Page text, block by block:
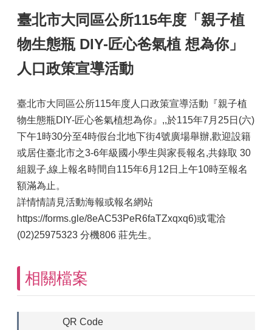
臺北市大同區公所115年度「親子植
物生態瓶 DIY-匠心爸氣植 想為你」
人口政策宣導活動
臺北市大同區公所115年度人口政策宣導活動『親子植
物生態瓶DIY-匠心爸氣植想為你』,,於115年7月25日(六)
下午1時30分至4時假台北地下街4號廣場舉辦,歡迎設籍
或居住臺北市之3-6年級國小學生與家長報名,共錄取 30
組親子,線上報名時間自115年6月12日上午10時至報名
額滿為止。
詳情情請見活動海報或報名網站
https://forms.gle/8eAC53PeR6faTZxqxq6)或電洽
(02)25975323 分機806 莊先生。
相關檔案
QR Code